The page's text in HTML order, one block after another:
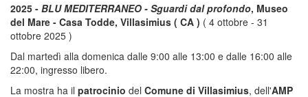
2025 - BLU MEDITERRANEO - Sguardi dal profondo, Museo
del Mare - Casa Todde, Villasimius ( CA ) ( 4 ottobre - 31
ottobre 2025 )
Dal martedì alla domenica dalle 9:00 alle 13:00 e dalle 16:00 alle
22:00, ingresso libero.
La mostra ha il patrocinio del Comune di Villasimius, dell'AMP